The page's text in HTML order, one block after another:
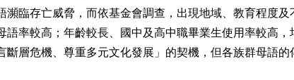
瀕臨存亡威脅，而依基金會調查，出現地域、教育程度及
語率較高；年齡較長、國中及高中職畢業生使用率較高
斷層危機、尊重多元文化發展」的契機，但各族群母語